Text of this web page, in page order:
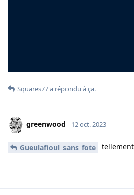
Squares77a répondu à ça.
greenwood 12 oct. 2023
Gueulafioul_sans_fote